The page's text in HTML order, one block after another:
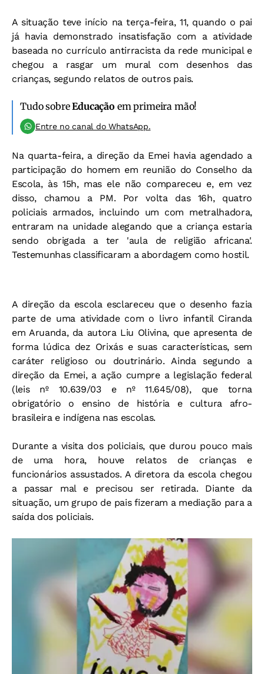
A situação teve início na terça-feira, 11, quando o pai
já havia demonstrado insatisfação com a atividade
baseada no currículo antirracista da rede municipal e
chegou a rasgar um mural com desenhos das
crianças, segundo relatos de outros pais.
Tudo sobreEducação em primeira mão!
Entre no canal do WhatsApp.
Na quarta-feira, a direção da Emei havia agendado a
participação do homem em reunião do Conselho da
Escola, às 15h, mas ele não compareceu e, em vez
disso, chamou a PM. Por volta das 16h, quatro
policiais armados, incluindo um com metralhadora,
entraram na unidade alegando que a criança estaria
sendo obrigada a ter 'aula de religião africana'.
Testemunhas classificaram a abordagem como hostil.
A direção da escola esclareceu que o desenho fazia
parte de uma atividade com o livro infantil Ciranda
em Aruanda, da autora Liu Olivina, que apresenta de
forma lúdica dez Orixás e suas características, sem
caráter religioso ou doutrinário. Ainda segundo a
direção da Emei, a ação cumpre a legislação federal
(leis nº 10.639/03 e nº 11.645/08), que torna
obrigatório o ensino de história e cultura afro-
brasileira e indígena nas escolas.
Durante a visita dos policiais, que durou pouco mais
de uma hora, houve relatos de crianças e
funcionários assustados. A diretora da escola chegou
a passar mal e precisou ser retirada. Diante da
situação, um grupo de pais fizeram a mediação para a
saída dos policiais.